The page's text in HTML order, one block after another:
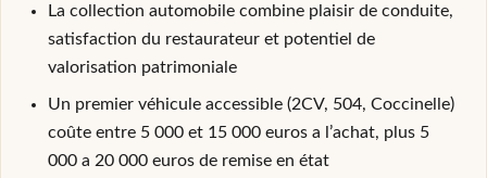
La collection automobile combine plaisir de conduite,
satisfaction du restaurateur et potentiel de
valorisation patrimoniale
Un premier véhicule accessible (2CV, 504, Coccinelle)
coûte entre 5 000 et 15 000 euros a l’achat, plus 5
000 a 20 000 euros de remise en état